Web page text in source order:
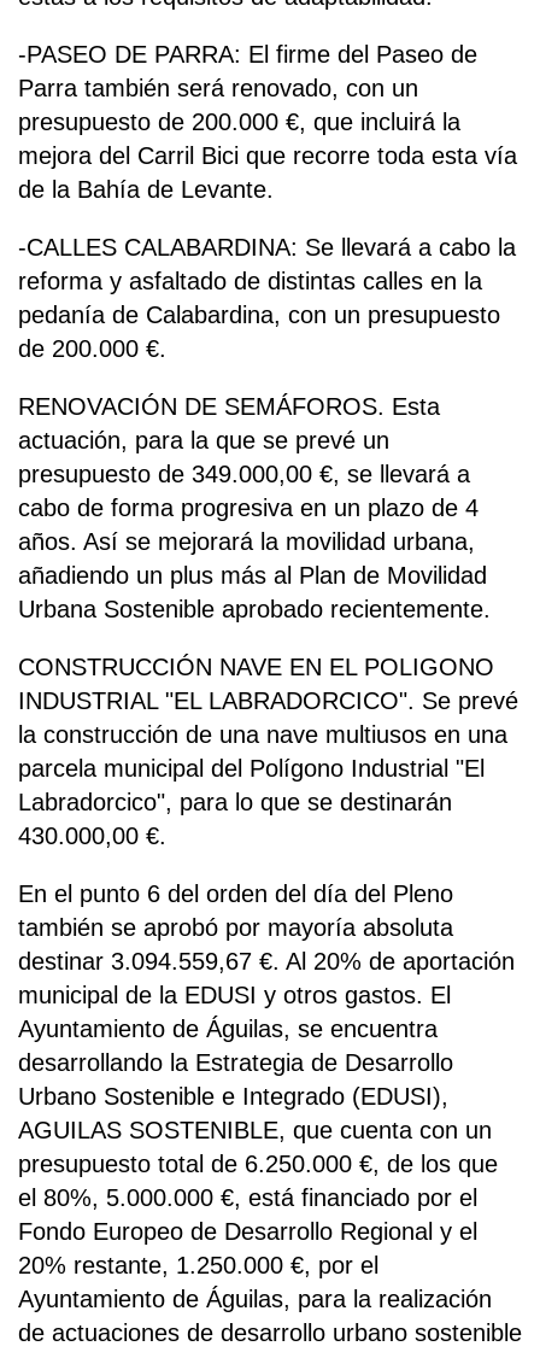
-PASEO DE PARRA: El firme del Paseo de
Parra también será renovado, con un
presupuesto de 200.000 €, que incluirá la
mejora del Carril Bici que recorre toda esta vía
de la Bahía de Levante.
-CALLES CALABARDINA: Se llevará a cabo la
reforma y asfaltado de distintas calles en la
pedanía de Calabardina, con un presupuesto
de 200.000 €.
RENOVACIÓN DE SEMÁFOROS. Esta
actuación, para la que se prevé un
presupuesto de 349.000,00 €, se llevará a
cabo de forma progresiva en un plazo de 4
años. Así se mejorará la movilidad urbana,
añadiendo un plus más al Plan de Movilidad
Urbana Sostenible aprobado recientemente.
CONSTRUCCIÓN NAVE EN EL POLIGONO
INDUSTRIAL "EL LABRADORCICO". Se prevé
la construcción de una nave multiusos en una
parcela municipal del Polígono Industrial "El
Labradorcico", para lo que se destinarán
430.000,00 €.
En el punto 6 del orden del día del Pleno
también se aprobó por mayoría absoluta
destinar 3.094.559,67 €. Al 20% de aportación
municipal de la EDUSI y otros gastos. El
Ayuntamiento de Águilas, se encuentra
desarrollando la Estrategia de Desarrollo
Urbano Sostenible e Integrado (EDUSI),
AGUILAS SOSTENIBLE, que cuenta con un
presupuesto total de 6.250.000 €, de los que
el 80%, 5.000.000 €, está financiado por el
Fondo Europeo de Desarrollo Regional y el
20% restante, 1.250.000 €, por el
Ayuntamiento de Águilas, para la realización
de actuaciones de desarrollo urbano sostenible